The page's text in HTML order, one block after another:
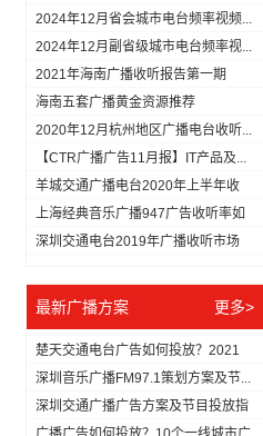
2024年12月省会城市电台频率视频...
2024年12月副省级城市电台频率视...
2021年海南广播收听报告第一期
（1...
海南五套广播黄金资源推荐
2020年12月杭州地区广播电台收听...
【CTR广播广告11月报】IT产品及...
羊城交通广播电台2020年上半年收
听...
上海经典音乐广播947广告收听率如
何...
深圳交通电台2019年广播收听市场
最新广播方案 更多>
楚天交通电台广告如何投放？2021
年...
深圳音乐广播FM97.1策划方案及节...
深圳交通广播广告方案及节目投放指